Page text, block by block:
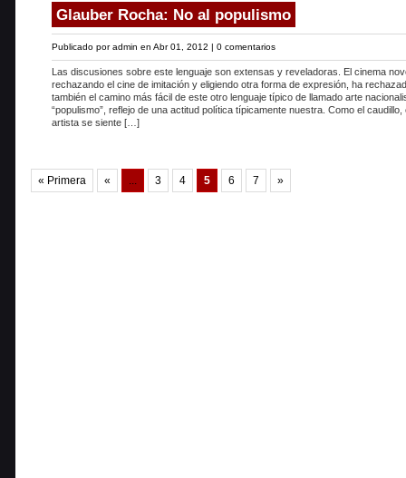
Glauber Rocha: No al populismo
Publicado poradmin en Abr 01, 2012 | 0 comentarios
Las discusiones sobre este lenguaje son extensas y reveladoras. El cinema
rechazando el cine de imitación y eligiendo otra forma de expresión, ha
también el camino más fácil de este otro lenguaje típico de llamado arte
“populismo”, reflejo de una actitud política típicamente nuestra. Como el caudillo,
artista se siente […]
« Primera « ... 3 4 5 6 7 »